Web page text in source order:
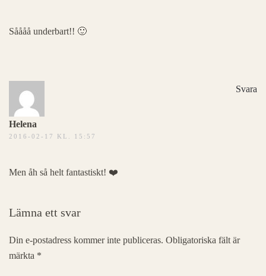
Såååå underbart!! 🙂
Helena
2016-02-17 KL. 15:57
Svara
Men åh så helt fantastiskt! ❤️
Lämna ett svar
Din e-postadress kommer inte publiceras. Obligatoriska fält är
märkta *